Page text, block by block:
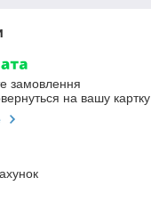
замовлення
на вашу картку